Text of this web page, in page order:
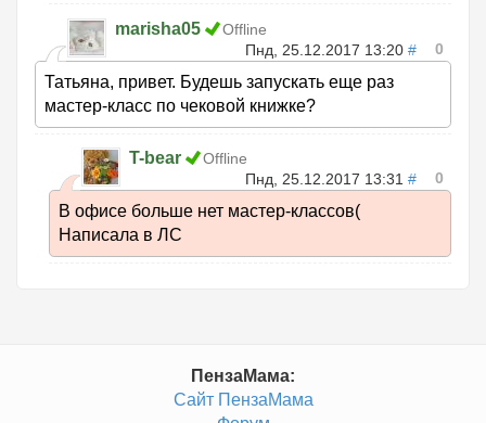
marisha05
Offline
Пнд, 25.12.2017 13:20 # 0
Татьяна, привет. Будешь запускать еще раз
мастер-класс по чековой книжке?
T-bear
Offline
Пнд, 25.12.2017 13:31 # 0
В офисе больше нет мастер-классов(
Написала в ЛС
ПензаМама:
Сайт ПензаМама